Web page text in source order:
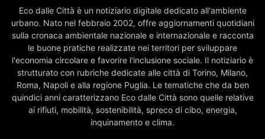
Eco dalle Città è un notiziario digitale dedicato all'ambiente
urbano. Nato nel febbraio 2002, offre aggiornamenti quotidiani
sulla cronaca ambientale nazionale e internazionale e racconta
le buone pratiche realizzate nei territori per sviluppare
l'economia circolare e favorire l'inclusione sociale. Il notiziario è
strutturato con rubriche dedicate alle città di Torino, Milano,
Roma, Napoli e alla regione Puglia. Le tematiche che da ben
quindici anni caratterizzano Eco dalle Città sono quelle relative
ai rifiuti, mobilità, sostenibilità, spreco di cibo, energia,
inquinamento e clima.